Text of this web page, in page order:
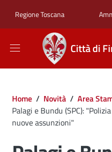
Regione Toscana
Città di
Briciole di
Home / Novità / Area
Palagi e Bundu (SPC):
nuove assunzioni"